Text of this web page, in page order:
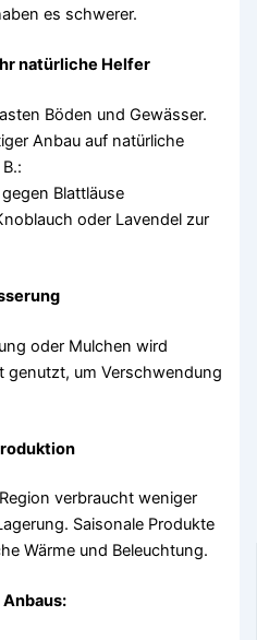
es schwerer.
natürliche Helfer
Böden und Gewässer.
Anbau auf natürliche
Blattläuse
oder Lavendel zur
oder Mulchen wird
genutzt, um Verschwendung
verbraucht weniger
Saisonale Produkte
Wärme und Beleuchtung.